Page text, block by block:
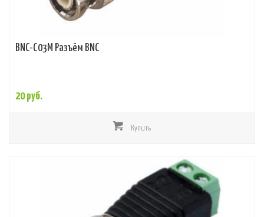
BNC-C03M Разъём BNC
20 руб.
Купить